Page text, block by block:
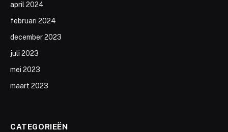
april 2024
februari 2024
december 2023
juli 2023
mei 2023
maart 2023
CATEGORIEËN